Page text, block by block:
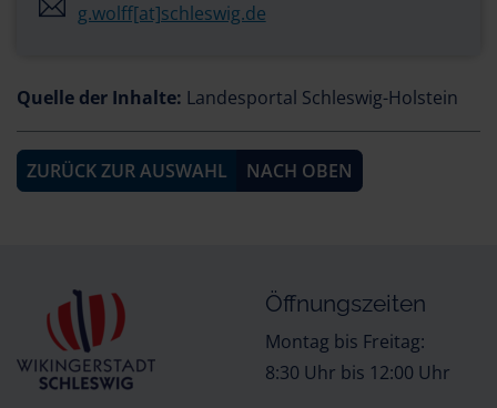
g.wolff[at]schleswig.de
Quelle der Inhalte: Landesportal Schleswig-Holstein
ZURÜCK ZUR AUSWAHL NACH OBEN
Öffnungszeiten
Montag bis Freitag:
8:30 Uhr bis 12:00 Uhr